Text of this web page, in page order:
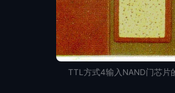
TTL方式4输入NAND门芯